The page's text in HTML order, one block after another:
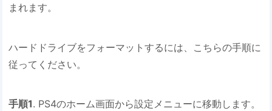
まれます。
ハードドライブをフォーマットするには、こちらの手順に
従ってください。
手順1. PS4のホーム画面から設定メニューに移動します。